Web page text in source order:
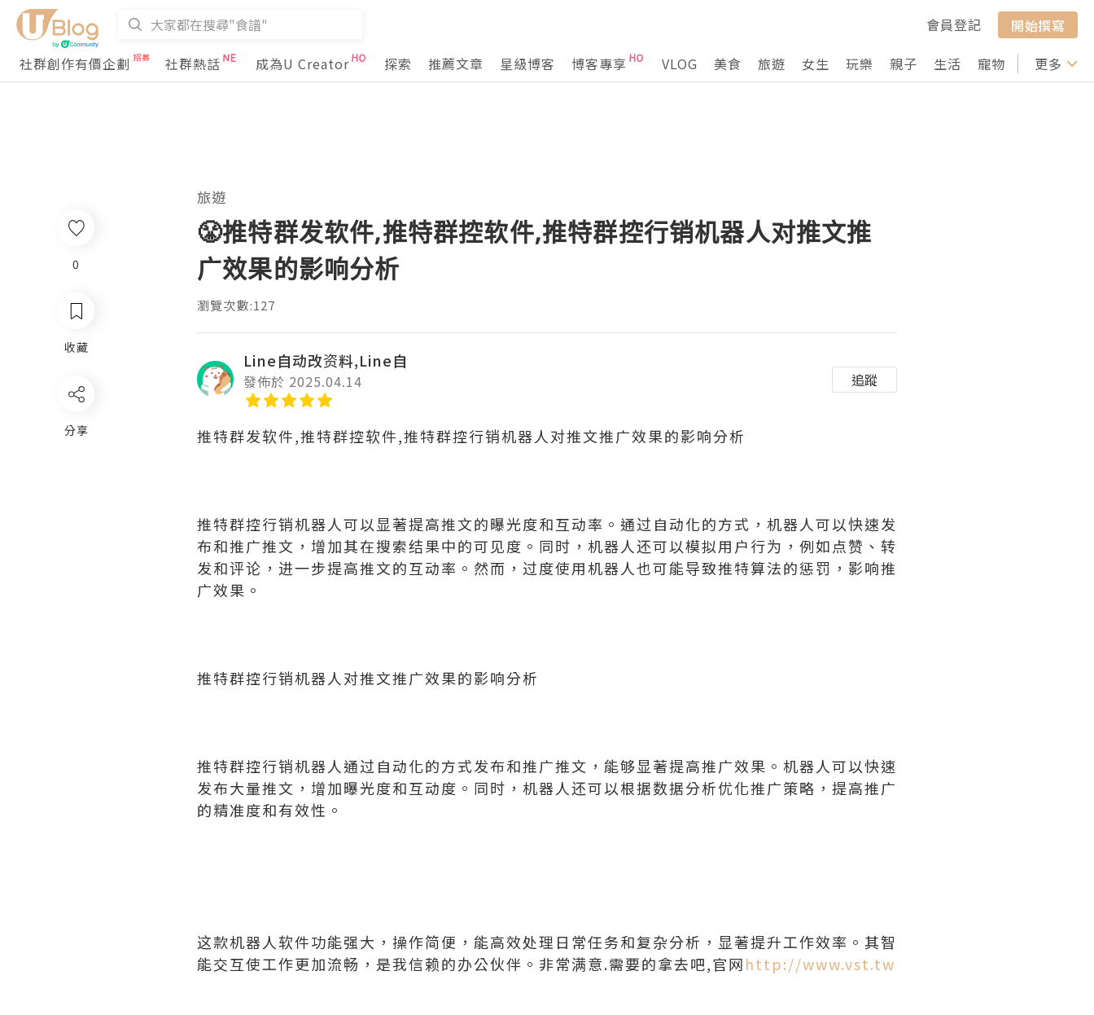
會員登記
開始撰寫
社群創作有價企劃
社群熱話 成為U Creator 探索 推薦文章 星級博客 博客專享 VLOG 美食 旅遊 女生 玩樂 親子 生活 寵物 行山 打卡
更多
旅遊
😤推特群发软件,推特群控软件,推特群控行销机器人对推文推
广效果的影响分析
瀏覽次數:127
Line自动改资料,Line自
發佈於 2025.04.14 追蹤
推特群发软件,推特群控软件,推特群控行销机器人对推文推广效果的影响分析
推特群控行销机器人可以显著提高推文的曝光度和互动率。通过自动化的方式，机器人可以快速发
布和推广推文，增加其在搜索结果中的可见度。同时，机器人还可以模拟用户行为，例如点赞、转
发和评论，进一步提高推文的互动率。然而，过度使用机器人也可能导致推特算法的惩罚，影响推
广效果。
推特群控行销机器人对推文推广效果的影响分析
推特群控行销机器人通过自动化的方式发布和推广推文，能够显著提高推广效果。机器人可以快速
发布大量推文，增加曝光度和互动度。同时，机器人还可以根据数据分析优化推广策略，提高推广
的精准度和有效性。
这款机器人软件功能强大，操作简便，能高效处理日常任务和复杂分析，显著提升工作效率。其智
能交互使工作更加流畅，是我信赖的办公伙伴。非常满意.需要的拿去吧,官网http://www.vst.tw
0
收藏
分享